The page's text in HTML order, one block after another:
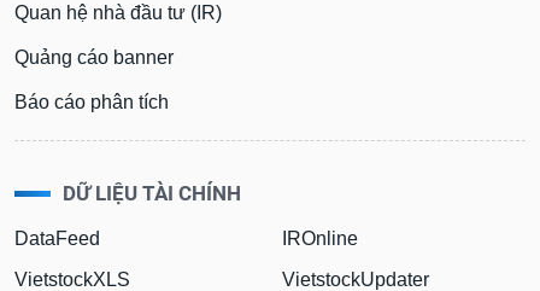
Quan hệ nhà đầu tư (IR)
Quảng cáo banner
Báo cáo phân tích
DỮ LIỆU TÀI CHÍNH
DataFeed
VietstockXLS
IROnline
VietstockUpdater